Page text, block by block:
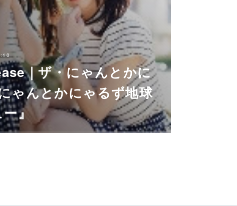
｜ザ・にゃんとかに
ゃんとかにゃるず地球
』